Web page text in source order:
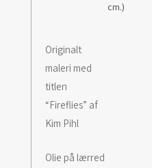
cm.)
Originalt
maleri med
titlen
“Fireflies” af
Kim Pihl
Olie på lærred